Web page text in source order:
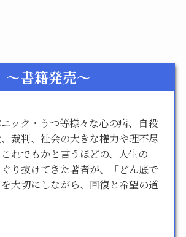
～書籍発売～
ック・うつ等様々な心の病、自殺
裁判、社会の大きな権力や理不尽
れでもかと言うほどの、人生の
り抜けてきた著者が、「どん底で
大切にしながら、回復と希望の道